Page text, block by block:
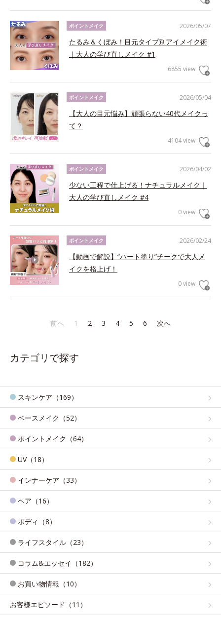
2026/05/07
ポイントメイク
たるみ＆くぼみ！目元タイプ別アイメイク術
｜大人の学び直しメイク #1
6855 view
2026/05/04
ポイントメイク
【大人の目元悩み】頑張らない40代メイクっ
て？
4104 view
2026/04/02
ポイントメイク
少ない工程で仕上げる！ナチュラルメイク｜
大人の学び直しメイク #4
0 view
2026/02/24
ポイントメイク
【動画で解説】“ハート塗り”チークで大人メ
イクを格上げ！
0 view
前へ 1 2 3 4 5 6 次へ
カテゴリで探す
スキンケア（169）
ベースメイク（52）
ポイントメイク（64）
UV（18）
インナーケア（33）
ヘア（16）
ボディ（8）
ライフスタイル（23）
コラム&エッセイ（182）
お買い物情報（10）
お客様エピソード（11）